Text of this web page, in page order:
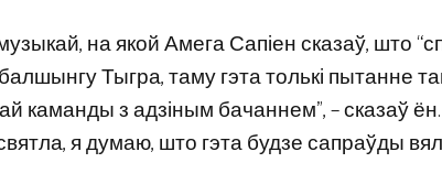
на якой Амега Сапіен сказаў, што
Тыгра, таму гэта толькі пытанне
каманды з адзіным бачаннем”, – сказаў ён.
я думаю, што гэта будзе сапраўды